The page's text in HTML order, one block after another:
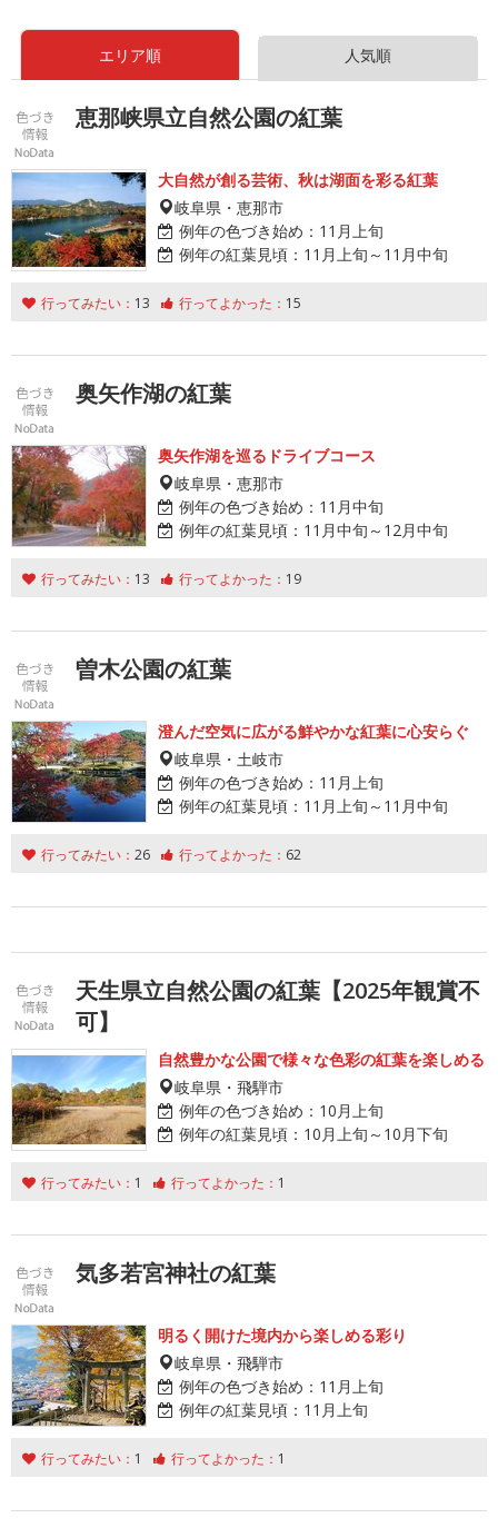
エリア順 人気順
恵那峡県立自然公園の紅葉
大自然が創る芸術、秋は湖面を彩る紅葉
岐阜県・恵那市
例年の色づき始め： 11月上旬
例年の紅葉見頃： 11月上旬～11月中旬
行ってみたい： 13 行ってよかった： 15
奥矢作湖の紅葉
奥矢作湖を巡るドライブコース
岐阜県・恵那市
例年の色づき始め： 11月中旬
例年の紅葉見頃： 11月中旬～12月中旬
行ってみたい： 13 行ってよかった： 19
曽木公園の紅葉
澄んだ空気に広がる鮮やかな紅葉に心安らぐ
岐阜県・土岐市
例年の色づき始め： 11月上旬
例年の紅葉見頃： 11月上旬～11月中旬
行ってみたい： 26 行ってよかった： 62
天生県立自然公園の紅葉【2025年観賞不
可】
自然豊かな公園で様々な色彩の紅葉を楽しめる
岐阜県・飛騨市
例年の色づき始め： 10月上旬
例年の紅葉見頃： 10月上旬～10月下旬
行ってみたい： 1 行ってよかった： 1
気多若宮神社の紅葉
明るく開けた境内から楽しめる彩り
岐阜県・飛騨市
例年の色づき始め： 11月上旬
例年の紅葉見頃： 11月上旬
行ってみたい： 1 行ってよかった： 1